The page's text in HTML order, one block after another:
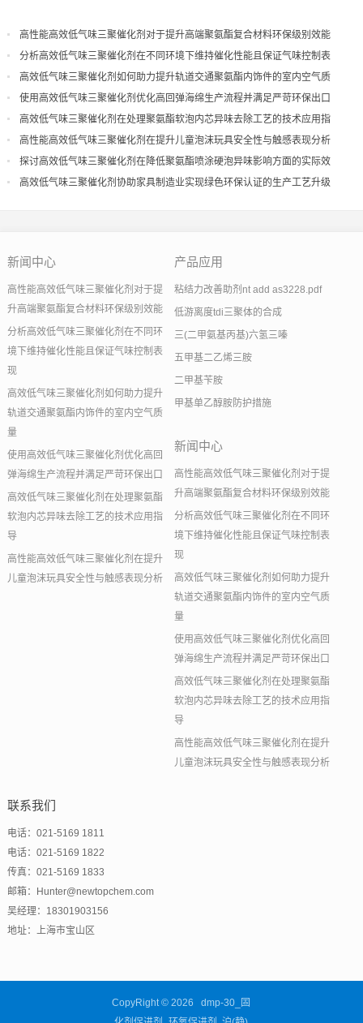
高性能高效低气味三聚催化剂对于提升高端聚氨酯复合材料环保级别效能
分析高效低气味三聚催化剂在不同环境下维持催化性能且保证气味控制表
现
高效低气味三聚催化剂如何助力提升轨道交通聚氨酯内饰件的室内空气质
量
使用高效低气味三聚催化剂优化高回弹海绵生产流程并满足严苛环保出口
高效低气味三聚催化剂在处理聚氨酯软泡内芯异味去除工艺的技术应用指
导
高性能高效低气味三聚催化剂在提升儿童泡沫玩具安全性与触感表现分析
探讨高效低气味三聚催化剂在降低聚氨酯喷涂硬泡异味影响方面的实际效
果
高效低气味三聚催化剂协助家具制造业实现绿色环保认证的生产工艺升级
新闻中心
高性能高效低气味三聚催化剂对于提
升高端聚氨酯复合材料环保级别效能
分析高效低气味三聚催化剂在不同环
境下维持催化性能且保证气味控制表
现
高效低气味三聚催化剂如何助力提升
轨道交通聚氨酯内饰件的室内空气质
量
使用高效低气味三聚催化剂优化高回
弹海绵生产流程并满足严苛环保出口
高效低气味三聚催化剂在处理聚氨酯
软泡内芯异味去除工艺的技术应用指
导
高性能高效低气味三聚催化剂在提升
儿童泡沫玩具安全性与触感表现分析
产品应用
粘结力改善助剂nt add as3228.pdf
低游离度tdi三聚体的合成
三(二甲氨基丙基)六氢三嗪
五甲基二乙烯三胺
二甲基苄胺
甲基单乙醇胺防护措施
新闻中心
高性能高效低气味三聚催化剂对于提
升高端聚氨酯复合材料环保级别效能
分析高效低气味三聚催化剂在不同环
境下维持催化性能且保证气味控制表
现
高效低气味三聚催化剂如何助力提升
轨道交通聚氨酯内饰件的室内空气质
量
使用高效低气味三聚催化剂优化高回
弹海绵生产流程并满足严苛环保出口
高效低气味三聚催化剂在处理聚氨酯
软泡内芯异味去除工艺的技术应用指
导
高性能高效低气味三聚催化剂在提升
儿童泡沫玩具安全性与触感表现分析
联系我们
电话：021-5169 1811
电话：021-5169 1822
传真：021-5169 1833
邮箱：Hunter@newtopchem.com
吴经理：18301903156
地址：上海市宝山区
CopyRight © 2026 dmp-30_固